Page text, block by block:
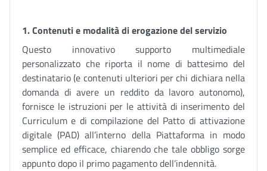
1. Contenuti e modalità di erogazione del servizio
Questo innovativo supporto multimediale
personalizzato che riporta il nome di battesimo del
destinatario (e contenuti ulteriori per chi dichiara nella
domanda di avere un reddito da lavoro autonomo),
fornisce le istruzioni per le attività di inserimento del
Curriculum e di compilazione del Patto di attivazione
digitale (PAD) all’interno della Piattaforma in modo
semplice ed efficace, chiarendo che tale obbligo sorge
appunto dopo il primo pagamento dell’indennità.